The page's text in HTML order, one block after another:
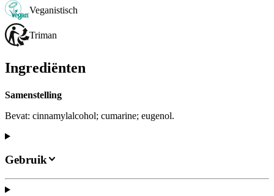
Veganistisch
Triman
Ingrediënten
Samenstelling
Bevat: cinnamylalcohol; cumarine; eugenol.
Gebruik